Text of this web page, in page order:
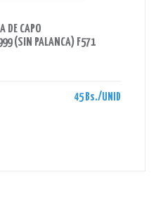
DE CAPO
(SIN PALANCA) F571
45 Bs./UNID